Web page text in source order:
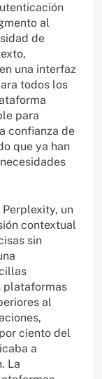
al
de
una interfaz
todos los
para
confianza de
que ya han
un
contextual
sin
plataformas
al
ciento del
a
La